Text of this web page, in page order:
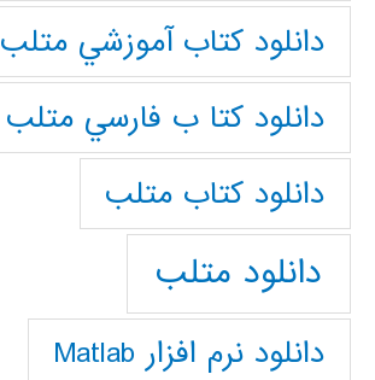
دانلود كتاب آموزشي متلب
دانلود كتا ب فارسي متلب
دانلود كتاب متلب
دانلود متلب
دانلود نرم افزار Matlab